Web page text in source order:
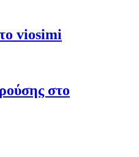
viosimi
στο